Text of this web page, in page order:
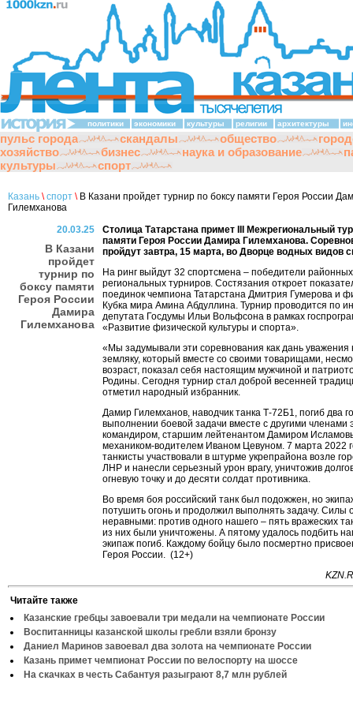
политики экономики культуры религии архитектуры
пульс города скандалы общество
хозяйство
бизнес наука и образование
культуры
спорт
Казань \ спорт \В Казани пройдет турнир по боксу памяти Героя России
Гилемханова
20.03.25
В Казани
пройдет
турнир по
боксу памяти
Героя России
Дамира
Гилемханова
Столица Татарстана примет III Межрегиональный
памяти Героя России Дамира Гилемханова.
пройдут завтра, 15 марта, во Дворце водных видов
На ринг выйдут 32 спортсмена – победители
региональных турниров. Состязания откроет
поединок чемпиона Татарстана Дмитрия Гумерова и
Кубка мира Амина Абдуллина. Турнир проводится по
депутата Госдумы Ильи Вольфсона в рамках
«Развитие физической культуры и спорта».
«Мы задумывали эти соревнования как дань
земляку, который вместе со своими товарищами,
возраст, показал себя настоящим мужчиной и
Родины. Сегодня турнир стал доброй весенней
отметил народный избранник.
Дамир Гилемханов, наводчик танка Т-72Б1, погиб два
выполнении боевой задачи вместе с другими членами
командиром, старшим лейтенантом Дамиром
механиком-водителем Иваном Цевуном. 7 марта 2022
танкисты участвовали в штурме укрепрайона возле
ЛНР и нанесли серьезный урон врагу, уничтожив
огневую точку и до десяти солдат противника.
Во время боя российский танк был подожжен, но
потушить огонь и продолжил выполнять задачу. Силы
неравными: против одного нашего – пять вражеских
из них были уничтожены. А пятому удалось подбить
экипаж погиб. Каждому бойцу было посмертно
Героя России. (12+)
Читайте также
Казанские гребцы завоевали три медали на чемпионате России
Воспитанницы казанской школы гребли взяли бронзу
Даниел Маринов завоевал два золота на чемпионате России
Казань примет чемпионат России по велоспорту на шоссе
На скачках в честь Сабантуя разыграют 8,7 млн рублей